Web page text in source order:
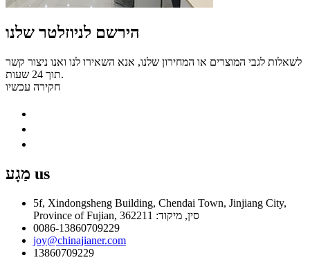
הירשם לניוזלטר שלנו
לשאלות לגבי המוצרים או המחירון שלנו, אנא השאירו לנו ואנו ניצור קשר
תוך 24 שעות.
חקירה עכשיו
מַגָע us
5f, Xindongsheng Building, Chendai Town, Jinjiang City,
Province of Fujian, סין, מיקוד: 362211
0086-13860709229
joy@chinajianer.com
13860709229